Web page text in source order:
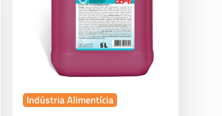
Indústria Alimentícia